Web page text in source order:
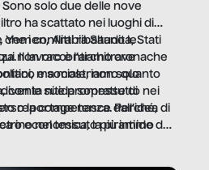
solo due delle nove
ha scattato nei luoghi di
i conflitti ribaltano le
Il lavoro è l’architrave
e sociale, non solo
nitida soprattutto nei
reportage nasce dall’idea
nel tessuto più intimo
Yemen, Arabia Saudita, Stati
non raccontiamo cronache
ma mostriamo quanto
con le sue promesse di
la competenza. Perché, di
o economica, la piramide del